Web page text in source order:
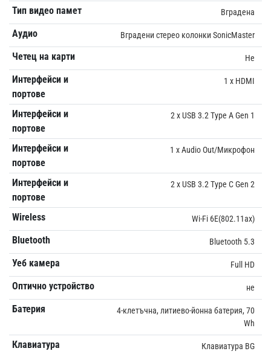
Тип видео памет Вградена
Аудио Вградени стерео колонки SonicMaster
Четец на карти Не
Интерфейси и
портове
1 x HDMI
Интерфейси и
портове
2 x USB 3.2 Type A Gen 1
Интерфейси и
портове
1 x Audio Out/Микрофон
Интерфейси и
портове
2 x USB 3.2 Type C Gen 2
Wireless Wi-Fi 6E(802.11ax)
Bluetooth Bluetooth 5.3
Уеб камера Full HD
Оптично устройство не
Батерия
4-клетъчна, литиево-йонна батерия, 70
Wh
Клавиатура Клавиатура BG